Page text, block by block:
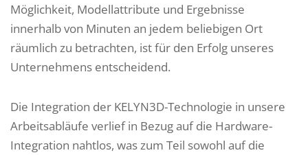
Möglichkeit, Modellattribute und Ergebnisse
innerhalb von Minuten an jedem beliebigen Ort
räumlich zu betrachten, ist für den Erfolg unseres
Unternehmens entscheidend.
Die Integration der KELYN3D-Technologie in unsere
Arbeitsabläufe verlief in Bezug auf die Hardware-
Integration nahtlos, was zum Teil sowohl auf die